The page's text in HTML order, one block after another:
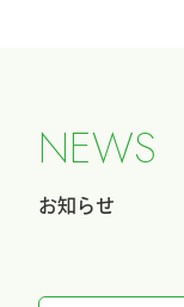
NEWS
お知らせ